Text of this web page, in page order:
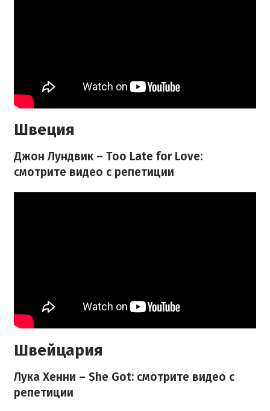
Швеция
Джон Лундвик – Too Late for Love:
смотрите видео с репетиции
Швейцария
Лука Хенни – She Got: смотрите видео с
репетиции